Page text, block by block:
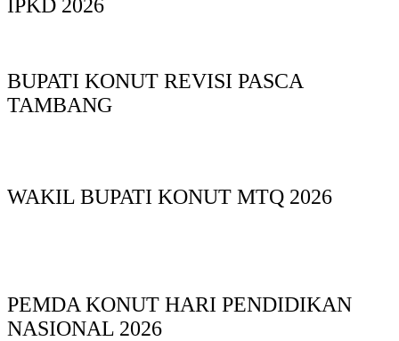
IPKD 2026
BUPATI KONUT REVISI PASCA
TAMBANG
WAKIL BUPATI KONUT MTQ 2026
PEMDA KONUT HARI PENDIDIKAN
NASIONAL 2026